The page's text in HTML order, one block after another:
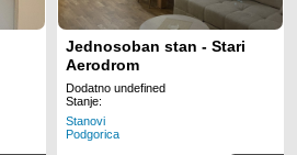
Jednosoban stan - Stari
Aerodrom
Dodatno undefined
Stanje:
Stanovi
Podgorica